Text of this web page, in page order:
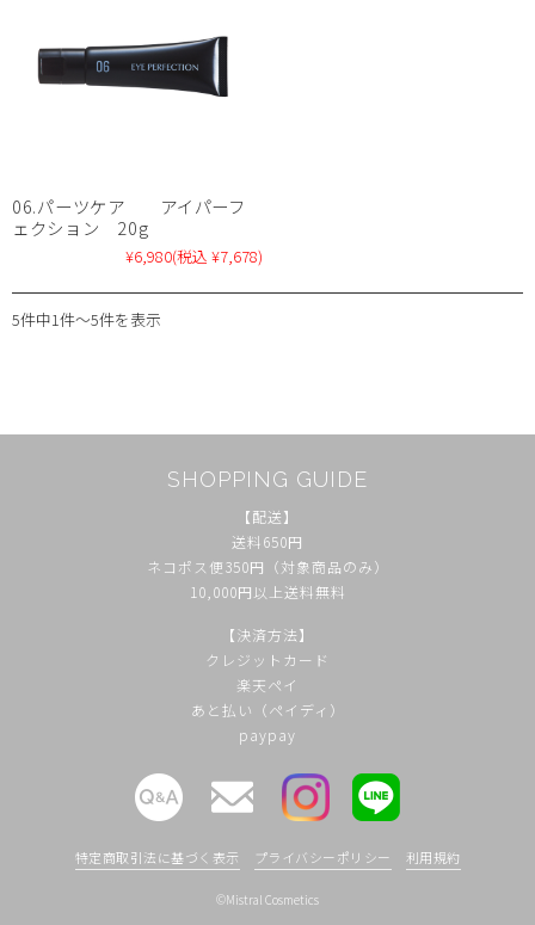
06.パーツケア アイパーフ
ェクション 20g
¥6,980(税込 ¥7,678)
5件中1件～5件を表示
SHOPPING GUIDE
【配送】
送料650円
ネコポス便350円（対象商品のみ）
10,000円以上送料無料
【決済方法】
クレジットカード
楽天ペイ
あと払い（ペイディ）
paypay
特定商取引法に基づく表示 プライバシーポリシー 利用規約
©Mistral Cosmetics